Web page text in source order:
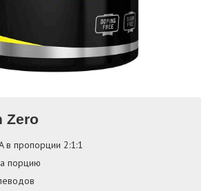
Zero
в пропорции 2:1:1
порцию